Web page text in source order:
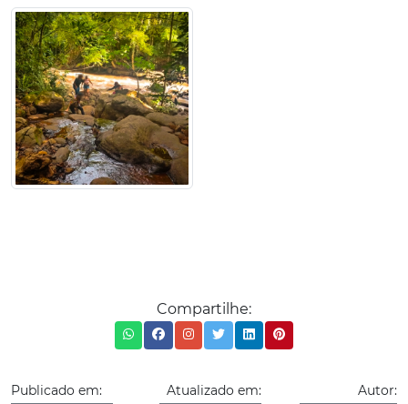
Compartilhe:
Publicado em: Atualizado em: Autor: